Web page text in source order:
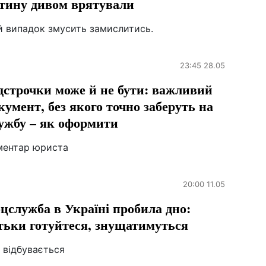
випадок змусить замислитись.
23:45 28.05
може й не бути: важливий
без якого точно заберуть на
– як оформити
юриста
20:00 11.05
в Україні пробила дно:
готуйтеся, знущатимуться